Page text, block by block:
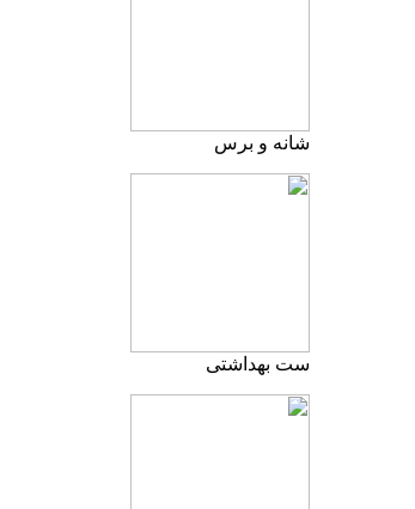
شانه و برس
ست بهداشتی